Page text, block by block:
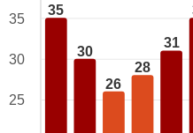
35
30
26
28
31
35
30
25